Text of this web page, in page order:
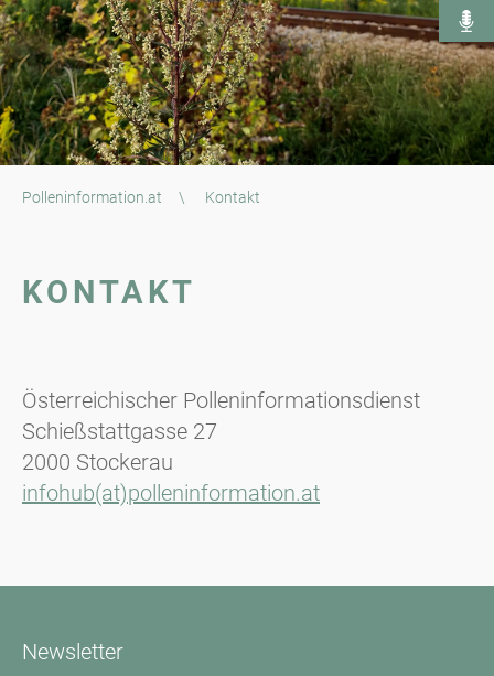
Polleninformation.at \ Kontakt
KONTAKT
Österreichischer Polleninformationsdienst
Schießstattgasse 27
2000 Stockerau
infohub(at)polleninformation.at
Newsletter